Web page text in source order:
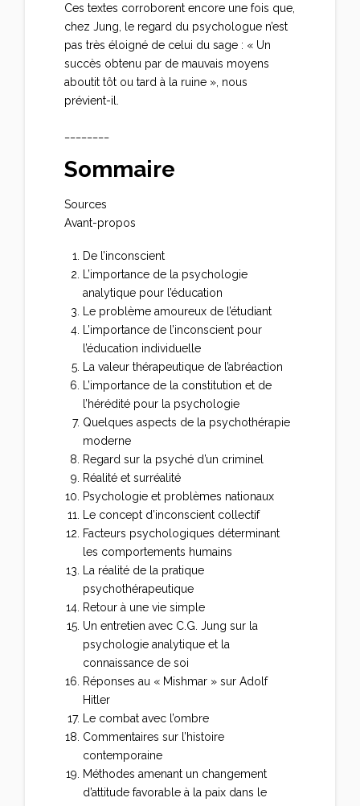
Ces textes corroborent encore une fois que,
chez Jung, le regard du psychologue n’est
pas très éloigné de celui du sage : « Un
succès obtenu par de mauvais moyens
aboutit tôt ou tard à la ruine », nous
prévient-il.
Sommaire
Sources
Avant-propos
De l’inconscient
L’importance de la psychologie
analytique pour l’éducation
Le problème amoureux de l’étudiant
L’importance de l’inconscient pour
l’éducation individuelle
La valeur thérapeutique de l’abréaction
L’importance de la constitution et de
l’hérédité pour la psychologie
Quelques aspects de la psychothérapie
moderne
Regard sur la psyché d’un criminel
Réalité et surréalité
Psychologie et problèmes nationaux
Le concept d’inconscient collectif
Facteurs psychologiques déterminant
les comportements humains
La réalité de la pratique
psychothérapeutique
Retour à une vie simple
Un entretien avec C.G. Jung sur la
psychologie analytique et la
connaissance de soi
Réponses au « Mishmar » sur Adolf
Hitler
Le combat avec l’ombre
Commentaires sur l’histoire
contemporaine
Méthodes amenant un changement
d’attitude favorable à la paix dans le